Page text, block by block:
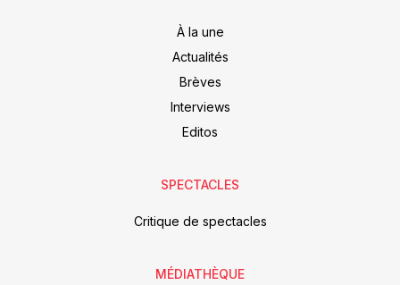
À la une
Actualités
Brèves
Interviews
Editos
SPECTACLES
Critique de spectacles
MÉDIATHÈQUE